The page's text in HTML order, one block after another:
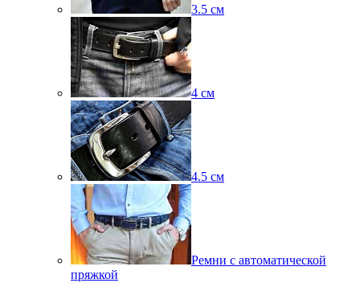
3.5 см
4 см
4.5 см
Ремни с автоматической
пряжкой